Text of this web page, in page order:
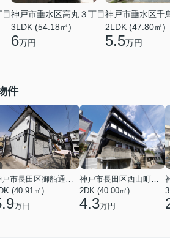
神戸市垂水区高丸３丁目
3LDK (54.18㎡)
6万円
神戸市垂水区千
2LDK (47.80㎡)
5.5万円
件
神戸市長田区御船通３丁目
(40.91㎡)
万円
神戸市長田区西山町４丁目
2DK (40.00㎡)
4.3万円